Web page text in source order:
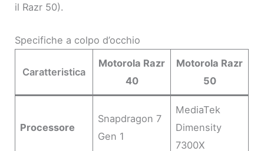
il Razr 50).
Specifiche a colpo d’occhio
Caratteristica
Motorola Razr
40
Motorola Razr
50
Processore
Snapdragon 7
Gen 1
MediaTek
Dimensity
7300X